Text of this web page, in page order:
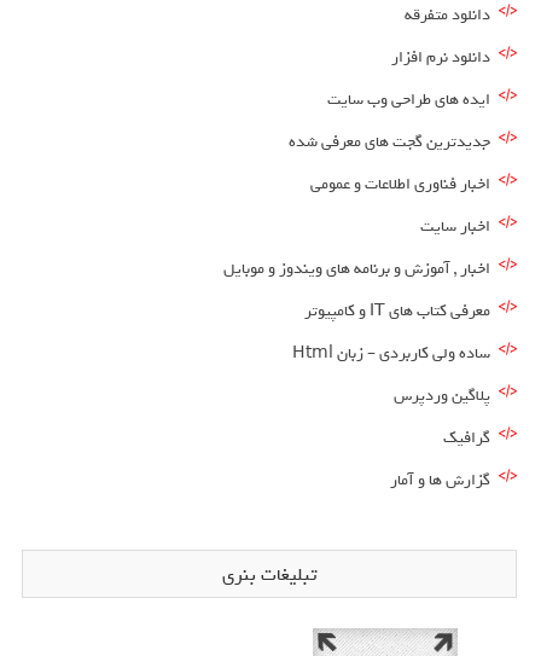
دانلود متفرقه
دانلود نرم افزار
ایده های طراحی وب سایت
جدیدترین گجت های معرفی شده
اخبار فناوری اطلاعات و عمومی
اخبار سایت
اخبار , آموزش و برنامه های ویندوز و موبایل
معرفی کتاب های IT و کامپیوتر
ساده ولی کاربردی – زبان Html
پلاگین وردپرس
گرافیک
گزارش ها و آمار
تبلیغات بنری